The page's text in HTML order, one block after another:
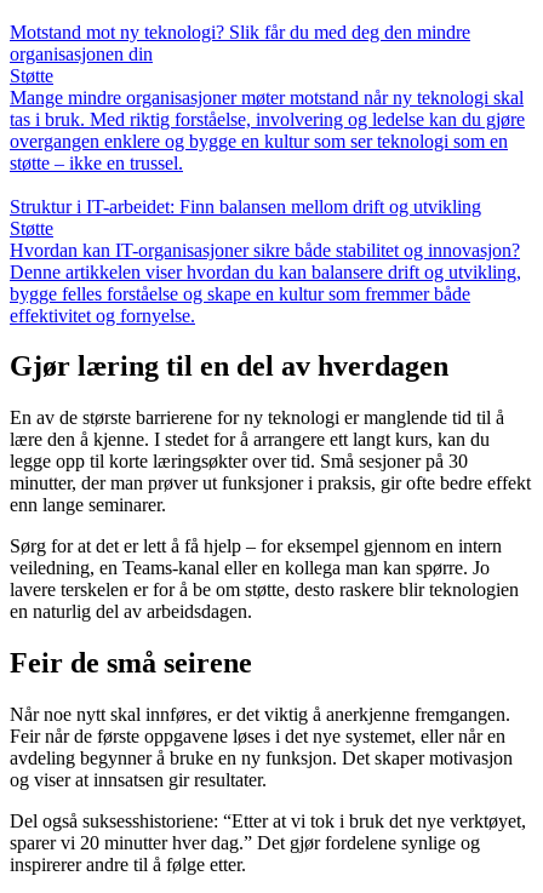
Motstand mot ny teknologi? Slik får du med deg den mindre
organisasjonen din
Støtte
Mange mindre organisasjoner møter motstand når ny teknologi skal
tas i bruk. Med riktig forståelse, involvering og ledelse kan du gjøre
overgangen enklere og bygge en kultur som ser teknologi som en
støtte – ikke en trussel.
Struktur i IT-arbeidet: Finn balansen mellom drift og utvikling
Støtte
Hvordan kan IT-organisasjoner sikre både stabilitet og innovasjon?
Denne artikkelen viser hvordan du kan balansere drift og utvikling,
bygge felles forståelse og skape en kultur som fremmer både
effektivitet og fornyelse.
Gjør læring til en del av hverdagen
En av de største barrierene for ny teknologi er manglende tid til å
lære den å kjenne. I stedet for å arrangere ett langt kurs, kan du
legge opp til korte læringsøkter over tid. Små sesjoner på 30
minutter, der man prøver ut funksjoner i praksis, gir ofte bedre effekt
enn lange seminarer.
Sørg for at det er lett å få hjelp – for eksempel gjennom en intern
veiledning, en Teams-kanal eller en kollega man kan spørre. Jo
lavere terskelen er for å be om støtte, desto raskere blir teknologien
en naturlig del av arbeidsdagen.
Feir de små seirene
Når noe nytt skal innføres, er det viktig å anerkjenne fremgangen.
Feir når de første oppgavene løses i det nye systemet, eller når en
avdeling begynner å bruke en ny funksjon. Det skaper motivasjon
og viser at innsatsen gir resultater.
Del også suksesshistoriene: “Etter at vi tok i bruk det nye verktøyet,
sparer vi 20 minutter hver dag.” Det gjør fordelene synlige og
inspirerer andre til å følge etter.